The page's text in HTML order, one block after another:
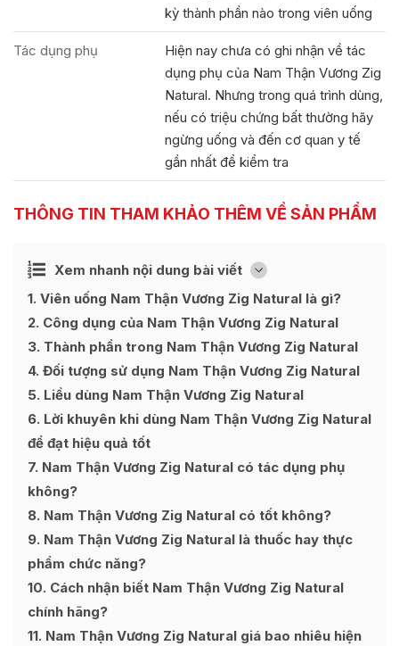
kỳ thành phần nào trong viên uống
Tác dụng phụ
Hiện nay chưa có ghi nhận về tác
dụng phụ của Nam Thận Vương Zig
Natural. Nhưng trong quá trình dùng,
nếu có triệu chứng bất thường hãy
ngừng uống và đến cơ quan y tế
gần nhất để kiểm tra
THÔNG TIN THAM KHẢO THÊM VỀ SẢN PHẨM
Xem nhanh nội dung bài viết [
Ẩn
1 Viên uống Nam Thận Vương Zig Natural là gì?
2 Công dụng của Nam Thận Vương Zig Natural
3 Thành phần trong Nam Thận Vương Zig Natural
4 Đối tượng sử dụng Nam Thận Vương Zig Natural
5 Liều dùng Nam Thận Vương Zig Natural
6 Lời khuyên khi dùng Nam Thận Vương Zig Natural
để đạt hiệu quả tốt
7 Nam Thận Vương Zig Natural có tác dụng phụ
không?
8 Nam Thận Vương Zig Natural có tốt không?
9 Nam Thận Vương Zig Natural là thuốc hay thực
phẩm chức năng?
10 Cách nhận biết Nam Thận Vương Zig Natural
chính hãng?
11 Nam Thận Vương Zig Natural giá bao nhiêu hiện